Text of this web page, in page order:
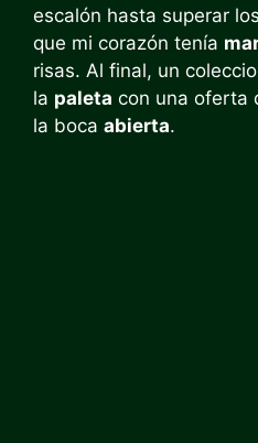
escalón hasta superar
que mi corazón tenía
risas. Al final, un
la paleta con una oferta
la boca abierta.